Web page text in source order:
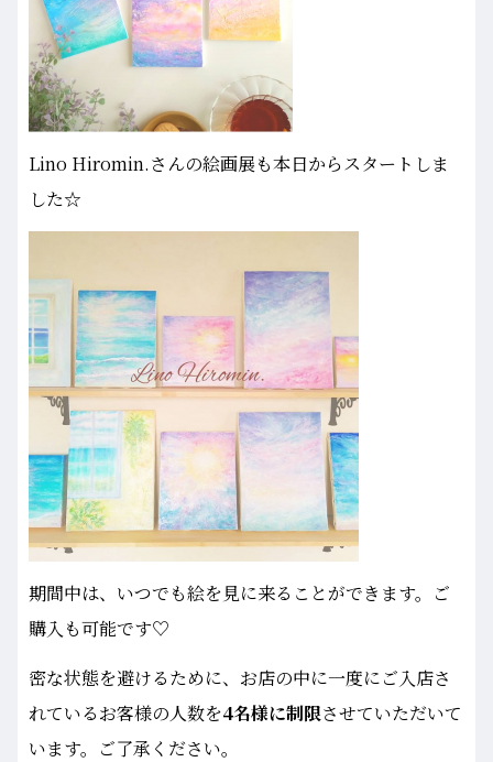
Lino Hiromin.さんの絵画展も本日からスタートしま
した☆
期間中は、いつでも絵を見に来ることができます。ご
購入も可能です♡
密な状態を避けるために、お店の中に一度にご入店さ
れているお客様の人数を4名様に制限させていただいて
います。ご了承ください。